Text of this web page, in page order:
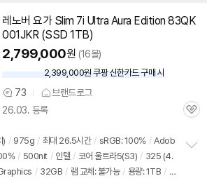
레노버 요가 Slim 7i Ultra Aura Edition 83QK
001JKR (SSD 1TB)
2,799,000원 (16몰)
우
할
인
2,399,000원 쿠팡 신한카드 구매 시
상
품
견
73
브랜드로그
26.03. 등록
관
) / 975g / 최대 26.5시간 / sRGB: 100% / Adob
/ 500nit / 인텔 / 코어 울트라5(S3) / 325 (4.
/ 32GB / 램 교체: 불가능 / 용량: 1TB /